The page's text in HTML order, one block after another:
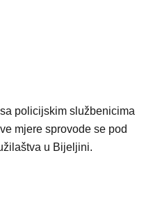
policijskim službenicima
mjere sprovode se pod
u Bijeljini.